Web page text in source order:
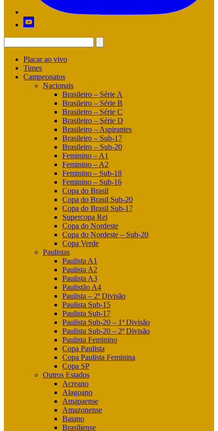
Placar ao vivo
Times
Campeonatos
Nacionais
Brasileiro – Série A
Brasileiro – Série B
Brasileiro – Série C
Brasileiro – Série D
Brasileiro – Aspirantes
Brasileiro – Sub-17
Brasileiro – Sub-20
Feminino – A1
Feminino – A2
Feminino – Sub-18
Feminino – Sub-16
Copa do Brasil
Copa do Brasil Sub-20
Copa do Brasil Sub-17
Supercopa Rei
Copa do Nordeste
Copa do Nordeste – Sub-20
Copa Verde
Paulistas
Paulista A1
Paulista A2
Paulista A3
Paulistão A4
Paulista – 2ª Divisão
Paulista Sub-15
Paulista Sub-17
Paulista Sub-20 – 1ª Divisão
Paulista Sub-20 – 2ª Divisão
Paulista Feminino
Copa Paulista
Copa Paulista Feminina
Copa SP
Outros Estados
Acreano
Alagoano
Amapaense
Amazonense
Baiano
Brasiliense